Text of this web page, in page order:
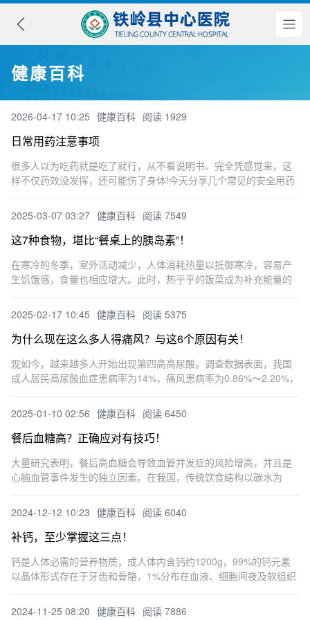
健康百科
2026-04-17 10:25 健康百科 阅读 1929
日常用药注意事项
很多人以为吃药就是吃了就行，从不看说明书、完全凭感觉来，这
样不仅药效没发挥，还可能伤了身体!今天分享几个常见的安全用药
的也欢迎在评论区告诉我～⚠️很多降压药不能掰开吃⚠️胶囊不能随
2025-03-07 03:27 健康百科 阅读 7549
这7种食物，堪比“餐桌上的胰岛素”！
在寒冷的冬季，室外活动减少，人体消耗热量以抵御寒冷，容易产
生饥饿感，食量也相应增大。此时，热乎乎的饭菜成为补充能量的
适的食材至关重要。以下为您推荐7种应季且适合糖尿病患者的食
材，并整
2025-02-17 10:45 健康百科 阅读 5375
为什么现在这么多人得痛风？与这6个原因有关！
现如今，越来越多人开始出现第四高高尿酸。调查数据表面，我国
成人居民高尿酸血症患病率为14%，痛风患病率为0.86%～2.20%，
了?除了遗传因素外，痛风与生活因素也分不开，其中6个原
2025-01-10 02:56 健康百科 阅读 6450
餐后血糖高？正确应对有技巧！
大量研究表明，餐后高血糖会导致血管并发症的风险增高，并且是
心脑血管事件发生的独立因素。在我国，传统饮食结构以碳水为
馒头等高GI食物为主，因此早餐后血糖更容易升高;并且大量老年糖
尿病患
2024-12-12 10:23 健康百科 阅读 6040
补钙，至少掌握这三点！
钙是人体必需的营养物质，成人体内含钙约1200g，99%的钙元素
以晶体形式存在于牙齿和骨骼，1%分布在血液、细胞间夜及软组织
1、常用食品的含钙量《中国居民膳食指南(2022)》建议老
2024-11-25 08:20 健康百科 阅读 7886